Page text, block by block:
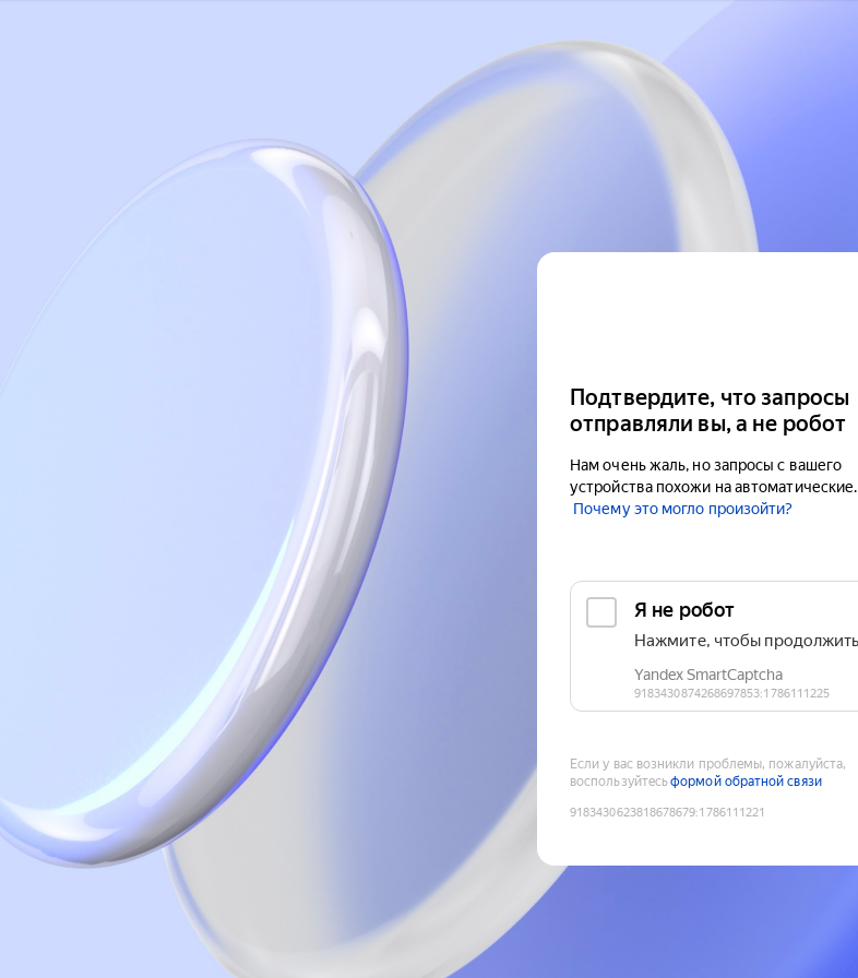
Подтвердите, что запросы
отправляли вы, а не робот
Нам очень жаль, но запросы с вашего
устройства похожи на автоматические.
Почему это могло произойти?
Если у вас возникли проблемы, пожалуйста,
воспользуйтесьформой обратной связи
9183430623818678679:1786111221